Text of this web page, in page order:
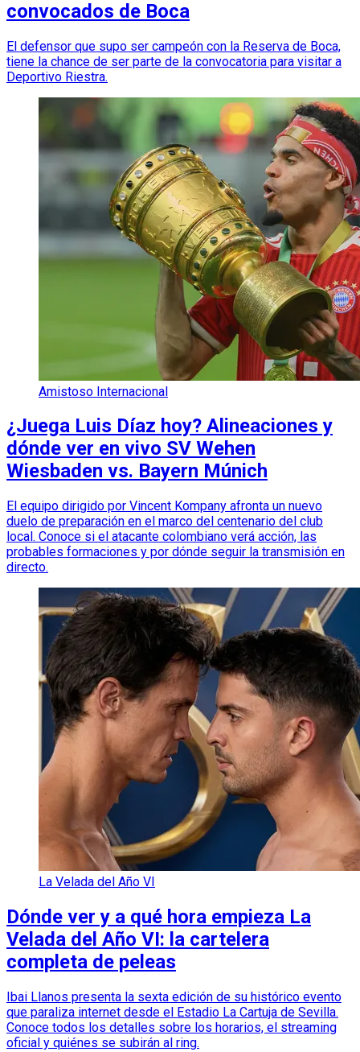
convocados de Boca
El defensor que supo ser campeón con la Reserva de Boca,
tiene la chance de ser parte de la convocatoria para visitar a
Deportivo Riestra.
Amistoso Internacional
¿Juega Luis Díaz hoy? Alineaciones y
dónde ver en vivo SV Wehen
Wiesbaden vs. Bayern Múnich
El equipo dirigido por Vincent Kompany afronta un nuevo
duelo de preparación en el marco del centenario del club
local. Conoce si el atacante colombiano verá acción, las
probables formaciones y por dónde seguir la transmisión en
directo.
La Velada del Año VI
Dónde ver y a qué hora empieza La
Velada del Año VI: la cartelera
completa de peleas
Ibai Llanos presenta la sexta edición de su histórico evento
que paraliza internet desde el Estadio La Cartuja de Sevilla.
Conoce todos los detalles sobre los horarios, el streaming
oficial y quiénes se subirán al ring.